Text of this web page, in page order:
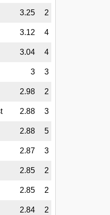
3.25 2
3.12 4
3.04 4
3 3
2.98 2
2.88 3
2.88 5
2.87 3
2.85 2
2.85 2
2.84 2